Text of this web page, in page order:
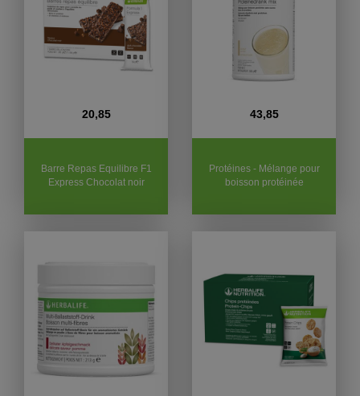
20,85
Barre Repas Equilibre F1
Express Chocolat noir
43,85
Protéines - Mélange pour
boisson protéinée